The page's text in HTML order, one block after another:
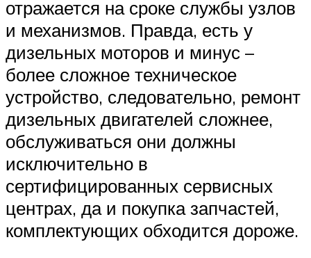
отражается на сроке службы узлов
и механизмов. Правда, есть у
дизельных моторов и минус –
более сложное техническое
устройство, следовательно, ремонт
дизельных двигателей сложнее,
обслуживаться они должны
исключительно в
сертифицированных сервисных
центрах, да и покупка запчастей,
комплектующих обходится дороже.